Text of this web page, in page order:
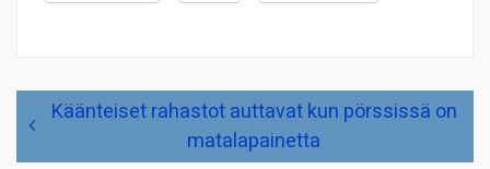
Artikkelien
selausKäänteiset rahastot auttavat kun pörssissä on
matalapainetta